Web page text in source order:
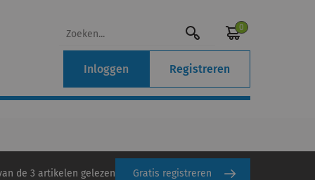
0
Inloggen Registreren
de 3 artikelen gelezen Gratis registreren